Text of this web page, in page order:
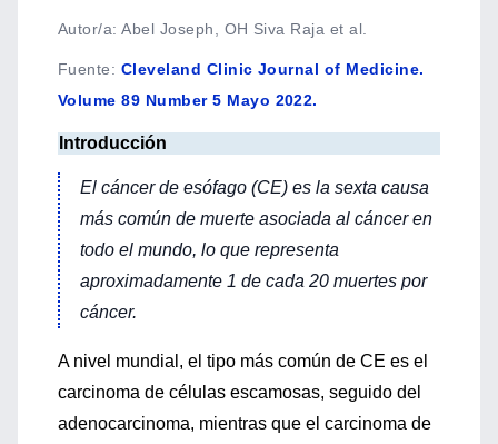
Autor/a: Abel Joseph, OH Siva Raja et al.
Fuente: Cleveland Clinic Journal of Medicine.
Volume 89 Number 5 Mayo 2022.
Introducción
El cáncer de esófago (CE) es la sexta causa
más común de muerte asociada al cáncer en
todo el mundo, lo que representa
aproximadamente 1 de cada 20 muertes por
cáncer.
A nivel mundial, el tipo más común de CE es el
carcinoma de células escamosas, seguido del
adenocarcinoma, mientras que el carcinoma de